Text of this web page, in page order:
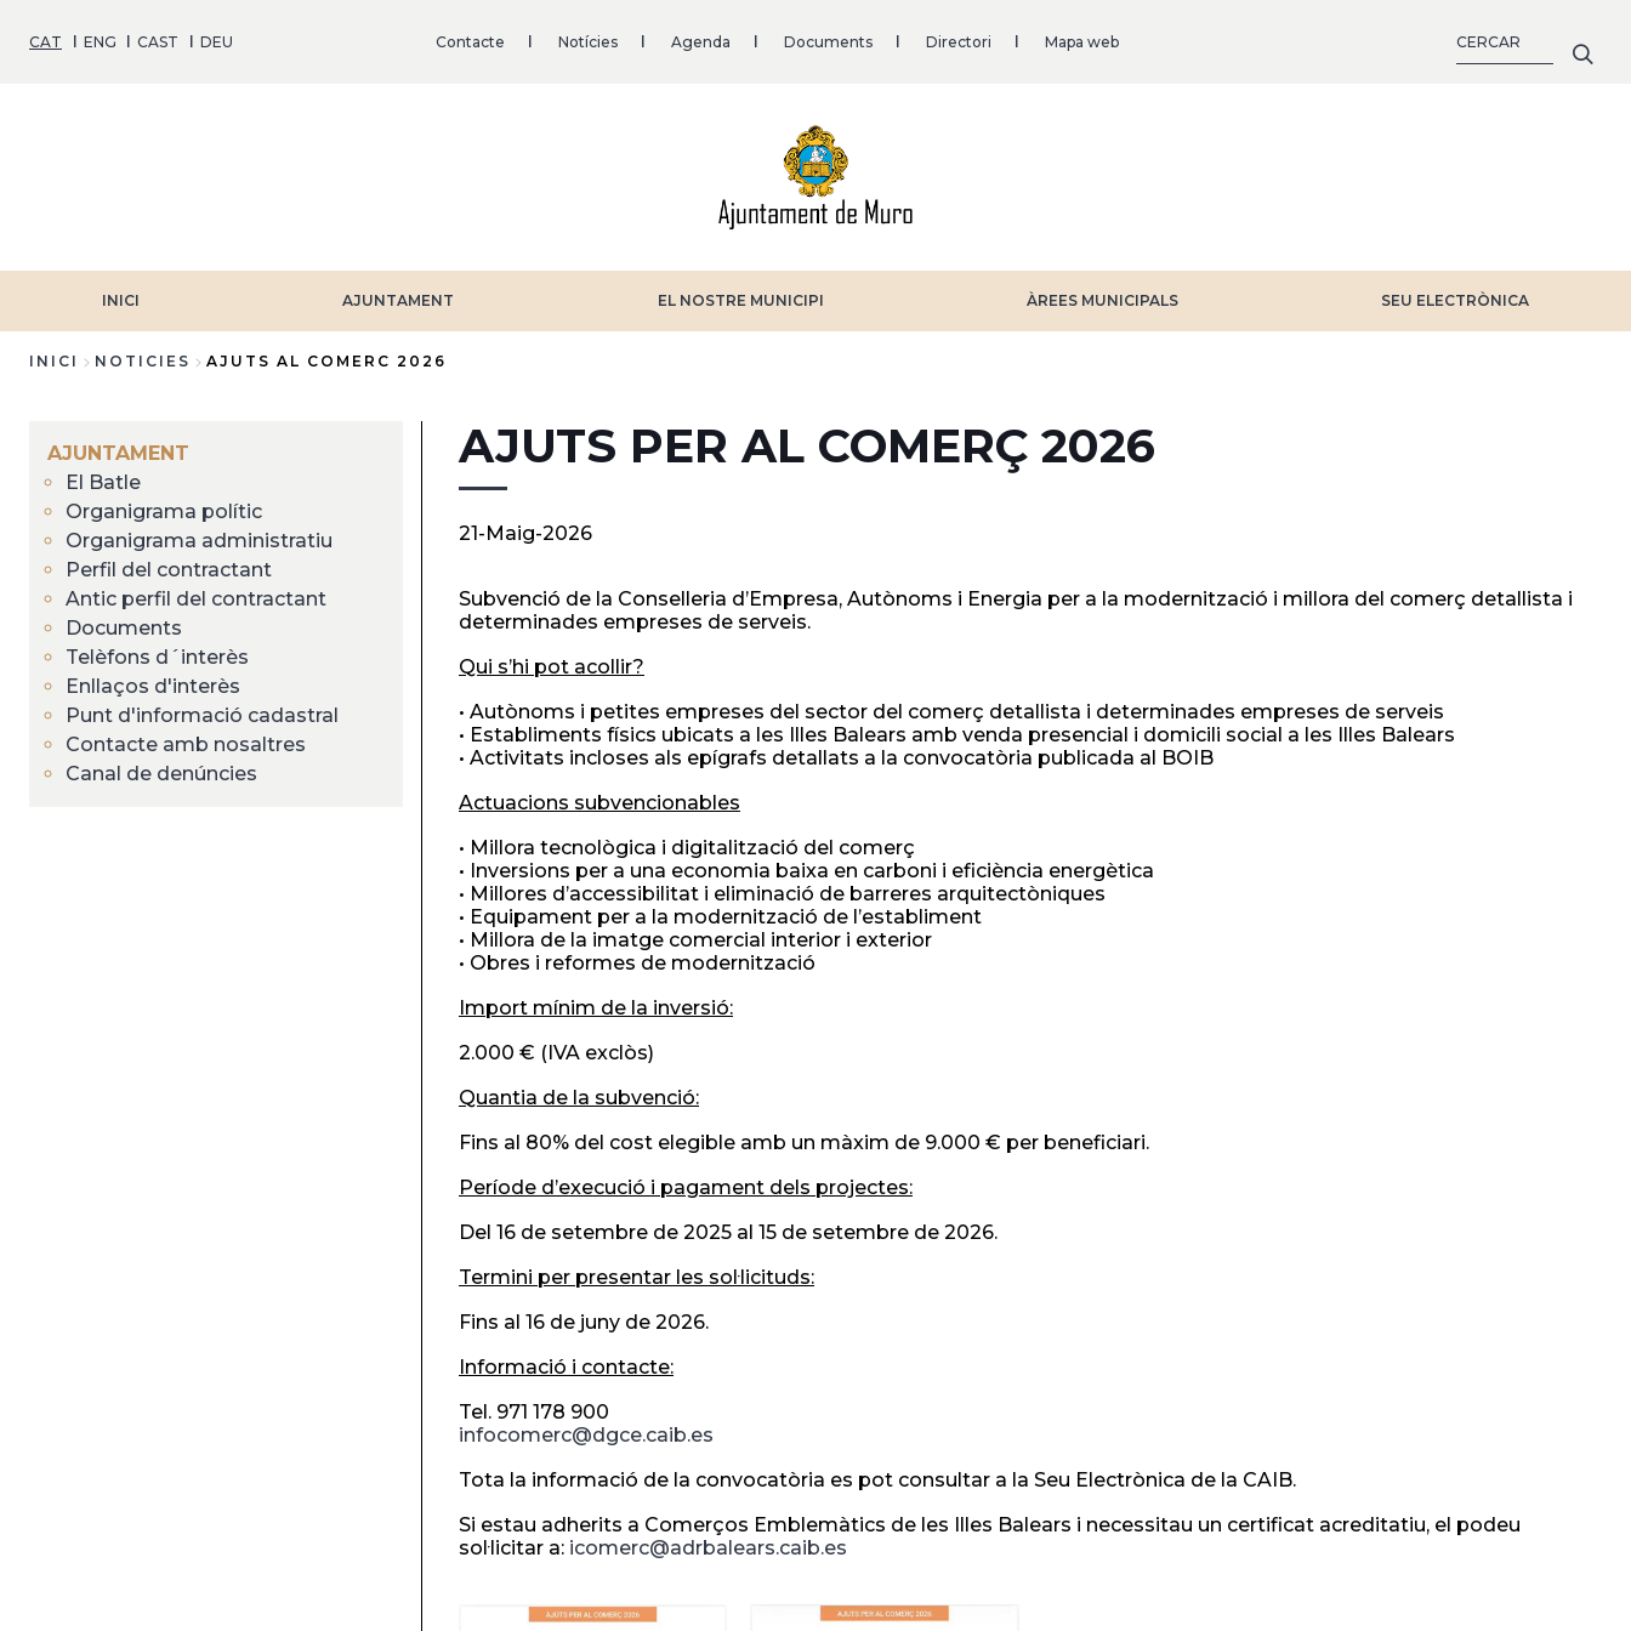
CAT ENG CAST DEU Contacte Notícies Agenda Documents Directori Mapa web
INICI AJUNTAMENT EL NOSTRE MUNICIPI ÀREES MUNICIPALS SEU ELECTRÒNICA
d'Ariadna
INICI NOTICIES AJUTS AL COMERC 2026
AJUNTAMENT
El Batle
Organigrama polític
Organigrama administratiu
Perfil del contractant
Antic perfil del contractant
Documents
Telèfons d´interès
Enllaços d'interès
Punt d'informació cadastral
Contacte amb nosaltres
Canal de denúncies
AJUTS PER AL COMERÇ 2026
21-Maig-2026
Subvenció de la Conselleria d’Empresa, Autònoms i Energia per a la modernització i millora del comerç detallista i
determinades empreses de serveis.
Qui s’hi pot acollir?
• Autònoms i petites empreses del sector del comerç detallista i determinades empreses de serveis
• Establiments físics ubicats a les Illes Balears amb venda presencial i domicili social a les Illes Balears
• Activitats incloses als epígrafs detallats a la convocatòria publicada al BOIB
Actuacions subvencionables
• Millora tecnològica i digitalització del comerç
• Inversions per a una economia baixa en carboni i eficiència energètica
• Millores d’accessibilitat i eliminació de barreres arquitectòniques
• Equipament per a la modernització de l’establiment
• Millora de la imatge comercial interior i exterior
• Obres i reformes de modernització
Import mínim de la inversió:
2.000 € (IVA exclòs)
Quantia de la subvenció:
Fins al 80% del cost elegible amb un màxim de 9.000 € per beneficiari.
Període d’execució i pagament dels projectes:
Del 16 de setembre de 2025 al 15 de setembre de 2026.
Termini per presentar les sol·licituds:
Fins al 16 de juny de 2026.
Informació i contacte:
Tel. 971 178 900
infocomerc@dgce.caib.es
Tota la informació de la convocatòria es pot consultar a la Seu Electrònica de la CAIB.
Si estau adherits a Comerços Emblemàtics de les Illes Balears i necessitau un certificat acreditatiu, el podeu
sol·licitar a: icomerc@adrbalears.caib.es